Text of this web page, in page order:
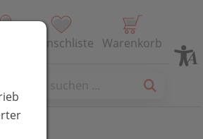
Wunschliste Warenkorb